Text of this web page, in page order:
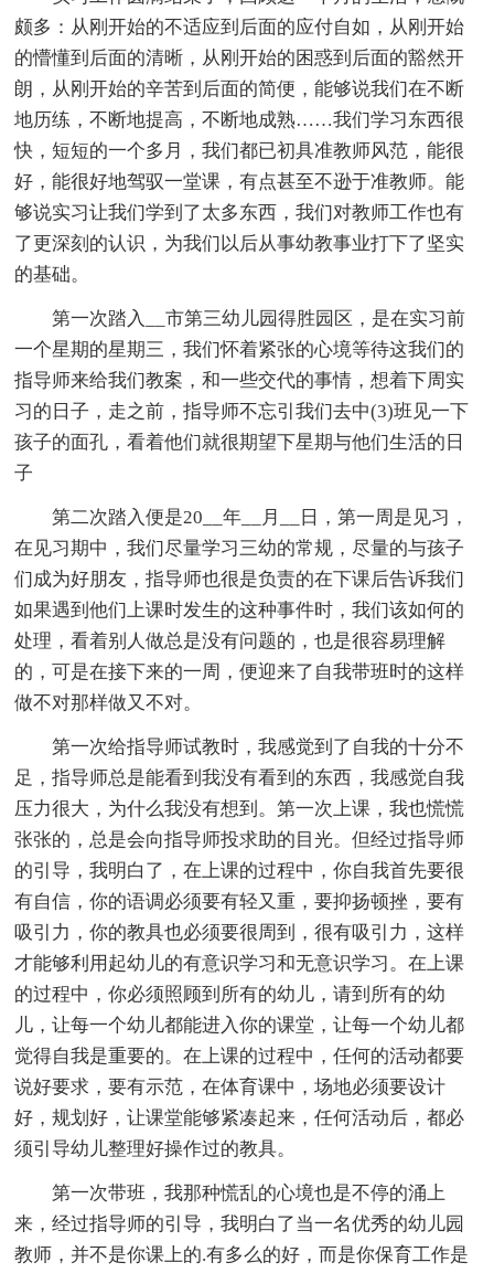
颇多：从刚开始的不适应到后面的应付自如，从刚开始
的懵懂到后面的清晰，从刚开始的困惑到后面的豁然开
朗，从刚开始的辛苦到后面的简便，能够说我们在不断
地历练，不断地提高，不断地成熟……我们学习东西很
快，短短的一个多月，我们都已初具准教师风范，能很
好，能很好地驾驭一堂课，有点甚至不逊于准教师。能
够说实习让我们学到了太多东西，我们对教师工作也有
了更深刻的认识，为我们以后从事幼教事业打下了坚实
的基础。
第一次踏入__市第三幼儿园得胜园区，是在实习前
一个星期的星期三，我们怀着紧张的心境等待这我们的
指导师来给我们教案，和一些交代的事情，想着下周实
习的日子，走之前，指导师不忘引我们去中(3)班见一下
孩子的面孔，看着他们就很期望下星期与他们生活的日
子
第二次踏入便是20__年__月__日，第一周是见习，
在见习期中，我们尽量学习三幼的常规，尽量的与孩子
们成为好朋友，指导师也很是负责的在下课后告诉我们
如果遇到他们上课时发生的这种事件时，我们该如何的
处理，看着别人做总是没有问题的，也是很容易理解
的，可是在接下来的一周，便迎来了自我带班时的这样
做不对那样做又不对。
第一次给指导师试教时，我感觉到了自我的十分不
足，指导师总是能看到我没有看到的东西，我感觉自我
压力很大，为什么我没有想到。第一次上课，我也慌慌
张张的，总是会向指导师投求助的目光。但经过指导师
的引导，我明白了，在上课的过程中，你自我首先要很
有自信，你的语调必须要有轻又重，要抑扬顿挫，要有
吸引力，你的教具也必须要很周到，很有吸引力，这样
才能够利用起幼儿的有意识学习和无意识学习。在上课
的过程中，你必须照顾到所有的幼儿，请到所有的幼
儿，让每一个幼儿都能进入你的课堂，让每一个幼儿都
觉得自我是重要的。在上课的过程中，任何的活动都要
说好要求，要有示范，在体育课中，场地必须要设计
好，规划好，让课堂能够紧凑起来，任何活动后，都必
须引导幼儿整理好操作过的教具。
第一次带班，我那种慌乱的心境也是不停的涌上
来，经过指导师的引导，我明白了当一名优秀的幼儿园
教师，并不是你课上的.有多么的好，而是你保育工作是